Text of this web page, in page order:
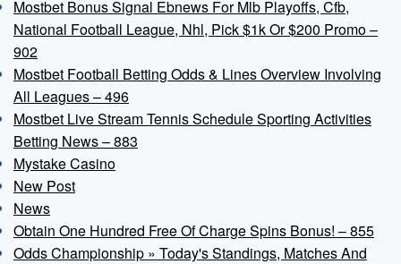
Mostbet Bonus Signal Ebnews For Mlb Playoffs, Cfb,
National Football League, Nhl, Pick $1k Or $200 Promo –
902
Mostbet Football Betting Odds & Lines Overview Involving
All Leagues – 496
Mostbet Live Stream Tennis Schedule Sporting Activities
Betting News – 883
Mystake Casino
New Post
News
Obtain One Hundred Free Of Charge Spins Bonus! – 855
Odds Championship » Today's Standings, Matches And